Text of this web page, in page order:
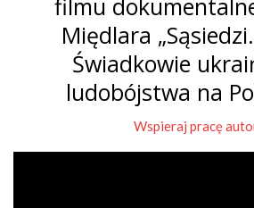
filmu
Międlara
Świadkowie
ludobójstwa na
Wspieraj pracę